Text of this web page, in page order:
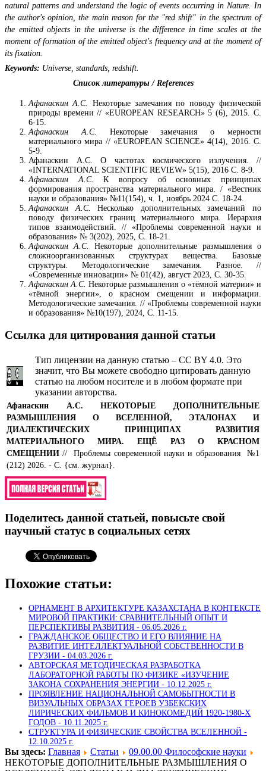
natural patterns and understand the logic of events occurring in Nature. In
the author's opinion, the main reason for the "red shift" in the spectrum of
the emitted objects in the universe is the difference in time scales at the
moment of formation of the emitted object's frequency and at the moment of
its fixation.
Keywords: Universe standards redshift
Список литературы / References
Афанаскин А.С.
Некоторые замечания по поводу физической
природы времени // «EUROPEAN RESEARCH» 5 (6), 2015. С.
6-15.
Афанаскин А.С.
Некоторые замечания о мерности
материального мира // «EUROPEAN SCIENCE» 4(14), 2016. С.
5-9.
Афанаскин А.С. О частотах космического излучения. //
«INTERNATIONAL SCIENTIFIC REVIEW» 5(15), 2016 С. 8-9.
Афанаскин А.С.К вопросу об основных принципах
формирования пространства материального мира. / «Вестник
науки и образования» №11(154), ч. 1, ноябрь 2024 С. 18-24.
Афанаскин А.С.
Несколько дополнительных замечаний по
поводу физических границ материального мира. Иерархия
типов взаимодействий. // «Проблемы современной науки и
образования» № 3(202), 2025, С. 18-21.
Афанаскин А.С.
Некоторые дополнительные размышления о
сложноорганизованных структурах вещества. Базовые
структуры. Методологические замечания. Разное. //
«Современные инновации» № 01(42), август 2023, С. 30-35.
Афанаскин А.С. Некоторые размышления о «тёмной материи» и
«тёмной энергии», о красном смещении и информации.
Методологические замечания. // «Проблемы современной науки
и образования» №10(197), 2024, С. 11-15.
Ссылка для цитирования данной статьи
Тип лицензии на данную статью – CC BY 4.0. Это
значит, что Вы можете свободно цитировать данную
статью на любом носителе и в любом формате при
указании авторства.
Афанаскин А.С.
НЕКОТОРЫЕ ДОПОЛНИТЕЛЬНЫЕ
РАЗМЫШЛЕНИЯ О ВСЕЛЕННОЙ, ЭТАЛОНАХ И
ДИАЛЕКТИЧЕСКИХ ПРИНЦИПАХ РАЗВИТИЯ
МАТЕРИАЛЬНОГО МИРА. ЕЩЁ РАЗ О КРАСНОМ
СМЕЩЕНИИ // Проблемы современной науки и образования №1
(212) 2026. - С. {см. журнал}.
Поделитесь данной статьей, повысьте свой
научный статус в социальных сетях
Похожие статьи:
ОРНАМЕНТ В АРХИТЕКТУРЕ КАЗАХСТАНА В КОНТЕКСТЕ
МИРОВОЙ ПРАКТИКИ: СРАВНИТЕЛЬНЫЙ ОПЫТ И
ПЕРСПЕКТИВЫ РАЗВИТИЯ - 06.05.2026 г.
ГРАЖДАНСКОЕ ОБЩЕСТВО И ЕГО ВЛИЯНИЕ НА
РАЗВИТИЕ ИНТЕЛЛЕКТУАЛЬНОЙ СОБСТВЕННОСТИ В
ГРУЗИИ - 04.03.2026 г.
АВТОРСКАЯ МЕТОДИЧЕСКАЯ РАЗРАБОТКА
ЛАБОРАТОРНОЙ РАБОТЫ ПО ФИЗИКЕ «ИЗУЧЕНИЕ
ЗАКОНА СОХРАНЕНИЯ ЭНЕРГИИ - 10.12.2025 г.
ПРОЯВЛЕНИЕ НАЦИОНАЛЬНОЙ САМОБЫТНОСТИ В
ВИЗУАЛЬНЫХ ОБРАЗАХ ГЕРОЕВ УЗБЕКСКИХ
ЛИРИЧЕСКИХ ФИЛЬМОВ И КИНОКОМЕДИЙ 1920-1980-Х
ГОДОВ - 10.11.2025 г.
СТРУКТУРА И ФИЗИЧЕСКИЕ СВОЙСТВА ВСЕЛЕННОЙ -
12.10.2025 г.
Вы здесь: Главная Статьи
09.00.00 Философские науки
НЕКОТОРЫЕ ДОПОЛНИТЕЛЬНЫЕ РАЗМЫШЛЕНИЯ О